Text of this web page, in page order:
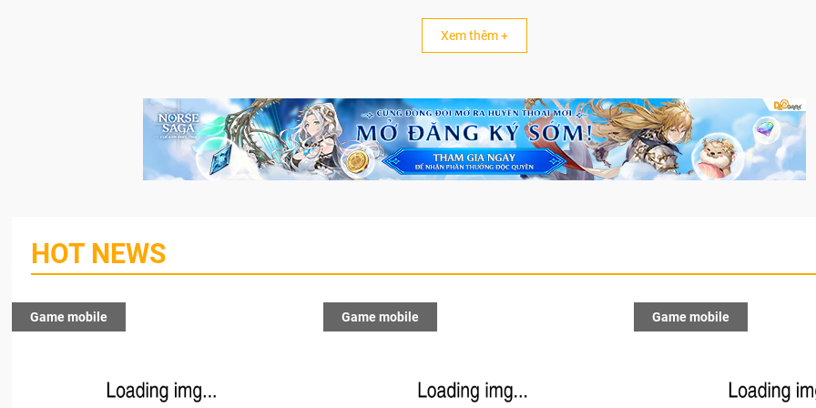
Xem thêm +
HOT NEWS
Game mobile Game mobile Game mobile